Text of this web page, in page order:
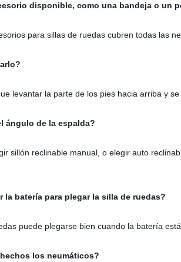
disponible, como una bandeja o un
para sillas de ruedas cubren todas las
levantar la parte de los pies hacia arriba y
ángulo de la espalda?
sillón reclinable manual, o elegir auto
la batería para plegar la silla de ruedas?
puede plegarse bien cuando la batería
los neumáticos?